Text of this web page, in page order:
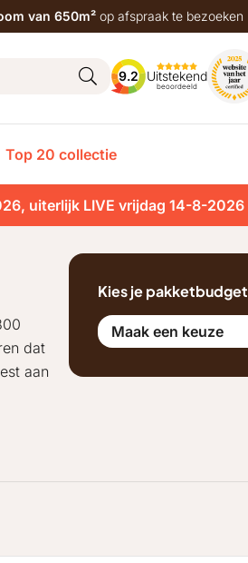
van 650m² op afspraak te bezoeken
9.2 Uitstekend
beoordeeld
Top 20 collectie
uiterlijk LIVE vrijdag 14-8-2026
dat
aan
Kies je pakketbudget
Maak een keuze